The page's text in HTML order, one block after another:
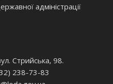
адміністрації
Стрийська, 98.
238-73-83